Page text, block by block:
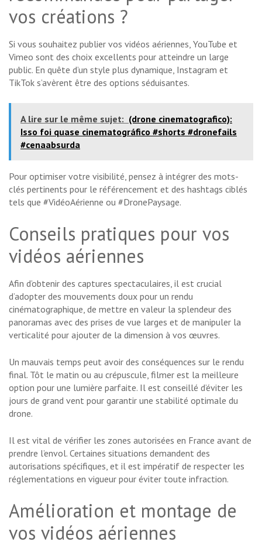
vos créations ?
Si vous souhaitez publier vos vidéos aériennes, YouTube et
Vimeo sont des choix excellents pour atteindre un large
public. En quête d’un style plus dynamique, Instagram et
TikTok s’avèrent être des options séduisantes.
A lire sur le même sujet: (drone cinematografico):
Isso foi quase cinematográfico #shorts #dronefails
#cenaabsurda
Pour optimiser votre visibilité, pensez à intégrer des mots-
clés pertinents pour le référencement et des hashtags ciblés
tels que #VidéoAérienne ou #DronePaysage.
Conseils pratiques pour vos
vidéos aériennes
Afin d’obtenir des captures spectaculaires, il est crucial
d’adopter des mouvements doux pour un rendu
cinématographique, de mettre en valeur la splendeur des
panoramas avec des prises de vue larges et de manipuler la
verticalité pour ajouter de la dimension à vos œuvres.
Un mauvais temps peut avoir des conséquences sur le rendu
final. Tôt le matin ou au crépuscule, filmer est la meilleure
option pour une lumière parfaite. Il est conseillé d’éviter les
jours de grand vent pour garantir une stabilité optimale du
drone.
Il est vital de vérifier les zones autorisées en France avant de
prendre l’envol. Certaines situations demandent des
autorisations spécifiques, et il est impératif de respecter les
réglementations en vigueur pour éviter toute infraction.
Amélioration et montage de
vos vidéos aériennes